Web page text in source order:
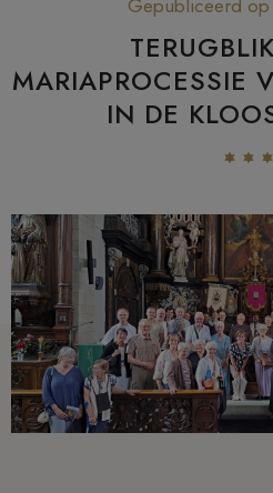
MARIAPROCESSIE
IN DE